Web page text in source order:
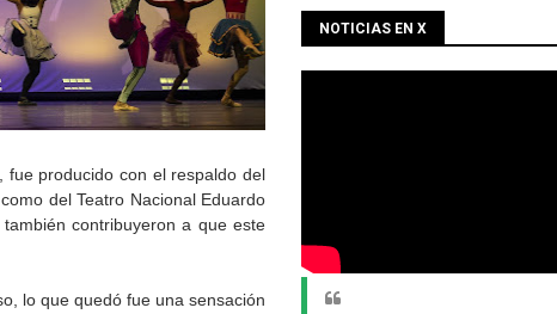
fue producido con el respaldo del
del Teatro Nacional Eduardo
contribuyeron a que este
lo que quedó fue una sensación
NOTICIAS EN X